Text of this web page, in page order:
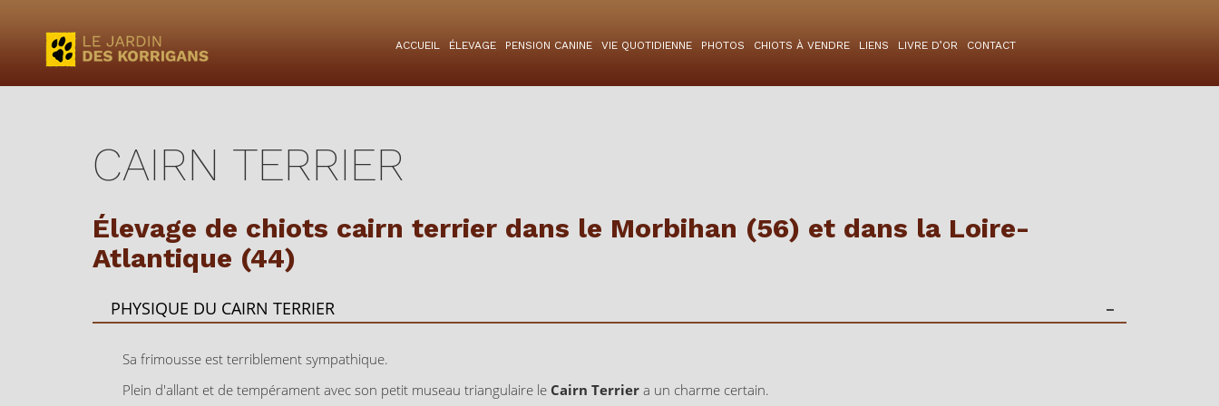
ACCUEIL ÉLEVAGE PENSION CANINE VIE QUOTIDIENNE PHOTOS CHIOTS À VENDRE LIENS LIVRE D’OR CONTACT
Élevage de chiots cairn terrier dans le Morbihan (56) et dans la Loire-
Atlantique (44)
PHYSIQUE DU CAIRN TERRIER
Sa frimousse est terriblement sympathique.
Plein d'allant et de tempérament avec son petit museau triangulaire le Cairn Terrier a un charme certain.
CAIRN TERRIER